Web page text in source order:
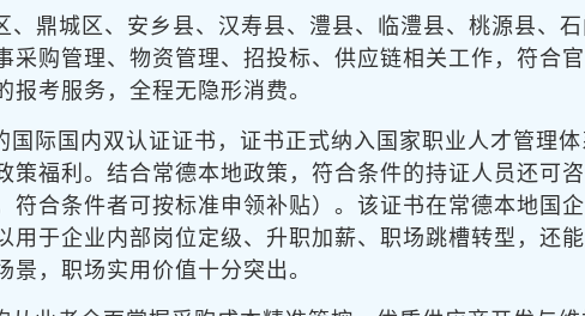
鼎城区、安乡县、汉寿县、澧县、临澧县、桃源县、
购管理、物资管理、招投标、供应链相关工作，符合
考服务，全程无隐形消费。
际国内双认证证书，证书正式纳入国家职业人才管理
福利。结合常德本地政策，符合条件的持证人员还可
合条件者可按标准申领补贴）。该证书在常德本地国企
于企业内部岗位定级、升职加薪、职场跳槽转型，还
，职场实用价值十分突出。